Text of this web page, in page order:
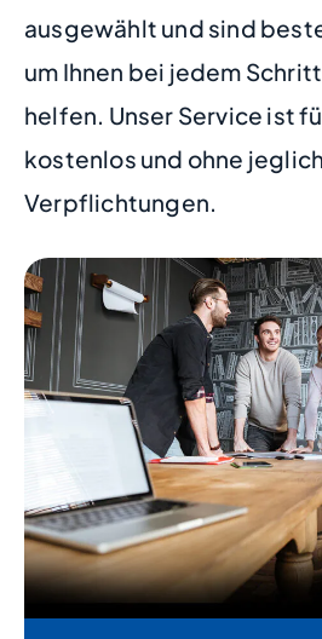
ausgewählt und sind
um Ihnen bei jedem
helfen. Unser Service ist
kostenlos und ohne
Verpflichtungen.